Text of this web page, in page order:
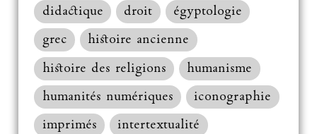
didactique
droit
égyptologie
grec
histoire ancienne
histoire des religions
humanisme
humanités numériques
iconographie
imprimés
intertextualité